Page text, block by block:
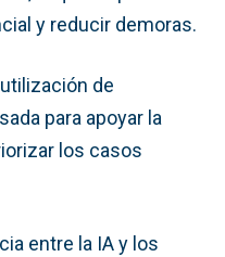
y reducir demoras.
de
para apoyar la
los casos
entre la IA y los